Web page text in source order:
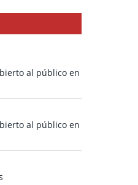
al público en
al público en